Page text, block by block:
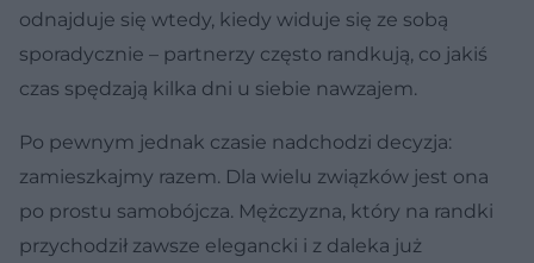
odnajduje się wtedy, kiedy widuje się ze sobą
sporadycznie – partnerzy często randkują, co jakiś
czas spędzają kilka dni u siebie nawzajem.
Po pewnym jednak czasie nadchodzi decyzja:
zamieszkajmy razem. Dla wielu związków jest ona
po prostu samobójcza. Mężczyzna, który na randki
przychodził zawsze elegancki i z daleka już